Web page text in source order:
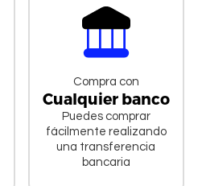
Compra con
Cualquier banco
Puedes comprar
fácilmente realizando
una transferencia
bancaria